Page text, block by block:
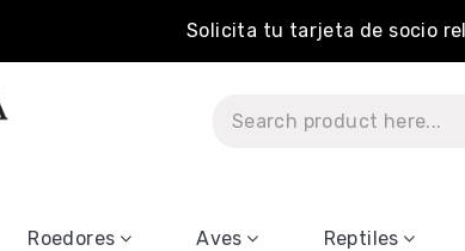
Solicita tu tarjeta de socio
Roedores Aves Reptiles